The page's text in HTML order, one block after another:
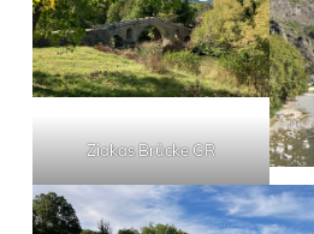
Ziakas Brücke GR